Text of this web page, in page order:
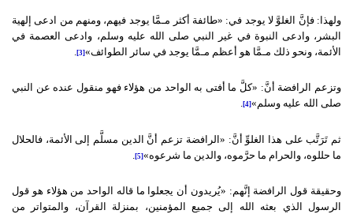
ولهذا: فإنَّ الغلوَّ لا يوجد في: «طائفة أكثر مـمَّا يوجد فيهم، ومنهم من ادعى إلهية
البشر، وادعى النبوة في غير النبي صلى الله عليه وسلم، وادعى العصمة في
الأئمة، ونحو ذلك مـمَّا هو أعظم مـمَّا يوجد في سائر الطوائف»[3]
وتزعم الرافضة أنَّ: «كلَّ ما أفتى به الواحد من هؤلاء فهو منقول عنده عن النبي
صلى الله عليه وسلم»[4]
.
ثم تَرَتَّب على هذا الغلوِّ أنَّ: «الرافضة تزعم أنَّ الدين مسلَّم إلى الأئمة، فالحلال
ما حللوه، والحرام ما حرَّموه، والدين ما شرعوه»[5]
وحقيقة قول الرافضة إنَّهم: «يُريدون أن يجعلوا ما قاله الواحد من هؤلاء هو قول
الرسول الذي بعثه الله إلى جميع المؤمنين، بمنزلة القرآن، والمتواتر من